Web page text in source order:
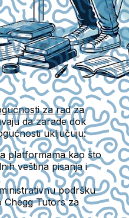
za radza
da zarade dok
uključuju:
platformama kao što
veština pisanja i
podršku
Tutors za